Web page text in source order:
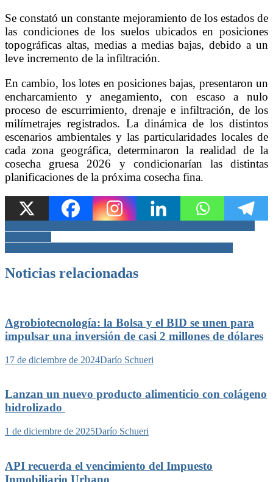
Se constató un constante mejoramiento de los estados de
las condiciones de los suelos ubicados en posiciones
topográficas altas, medias a medias bajas, debido a un
leve incremento de la infiltración.
En cambio, los lotes en posiciones bajas, presentaron un
encharcamiento y anegamiento, con escaso a nulo
proceso de escurrimiento, drenaje e infiltración, de los
milímetrajes registrados. La dinámica de los distintos
escenarios ambientales y las particularidades locales de
cada zona geográfica, determinaron la realidad de la
cosecha gruesa 2026 y condicionarían las distintas
planificaciones de la próxima cosecha fina.
Navegación
de
Noticias relacionadas
Agrobiotecnología: la Bolsa y el BID se unen para
impulsar una inversión de casi 2 millones de dólares
17 de diciembre de 2024Darío Schueri
Lanzan un nuevo producto alimenticio con colágeno
hidrolizado
1 de diciembre de 2025Darío Schueri
API recuerda el vencimiento del Impuesto
Inmobiliario Urbano